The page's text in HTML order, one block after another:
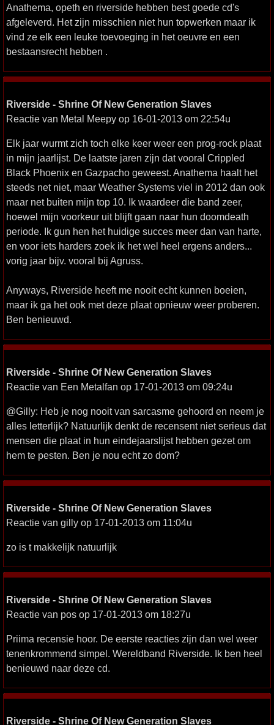
Anathema, opeth en riverside hebben best goede cd's
afgeleverd. Het zijn misschien niet hun topwerken maar ik
vind ze elk een leuke toevoeging in het oeuvre en een
bestaansrecht hebben .
Riverside - Shrine Of New Generation Slaves
Reactie van Metal Meepy op 16-01-2013 om 22:54u
Elk jaar wurmt zich toch elke keer weer een prog-rock plaat
in mijn jaarlijst. De laatste jaren zijn dat vooral Crippled
Black Phoenix en Gazpacho geweest. Anathema haalt het
steeds net niet, maar Weather Systems viel in 2012 dan ook
maar net buiten mijn top 10. Ik waardeer die band zeer,
hoewel mijn voorkeur uit blijft gaan naar hun doomdeath
periode. Ik gun hen het huidige succes meer dan van harte,
en voor iets harders zoek ik het wel heel ergens anders...
vorig jaar bijv. vooral bij Agruss.
Anyways, Riverside heeft me nooit echt kunnen boeien,
maar ik ga het ook met deze plaat opnieuw weer proberen.
Ben benieuwd.
Riverside - Shrine Of New Generation Slaves
Reactie van Een Metalfan op 17-01-2013 om 09:24u
@Gilly: Heb je nog nooit van sarcasme gehoord en neem je
alles letterlijk? Natuurlijk denkt de recensent niet serieus dat
mensen die plaat in hun eindejaarslijst hebben gezet om
hem te pesten. Ben je nou echt zo dom?
Riverside - Shrine Of New Generation Slaves
Reactie van gilly op 17-01-2013 om 11:04u
zo is t makkelijk natuurlijk
Riverside - Shrine Of New Generation Slaves
Reactie van pos op 17-01-2013 om 18:27u
Priima recensie hoor. De eerste reacties zijn dan wel weer
tenenkrommend simpel. Wereldband Riverside. Ik ben heel
benieuwd naar deze cd.
Riverside - Shrine Of New Generation Slaves